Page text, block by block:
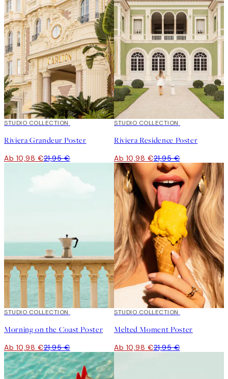
50%*
STUDIO COLLECTION
Riviera Grandeur Poster
Ab 10,98 €21,95 €
50%*
STUDIO COLLECTION
Riviera Residence Poster
Ab 10,98 €21,95 €
50%*
STUDIO COLLECTION
Morning on the Coast Poster
Ab 10,98 €21,95 €
50%*
STUDIO COLLECTION
Melted Moment Poster
Ab 10,98 €21,95 €